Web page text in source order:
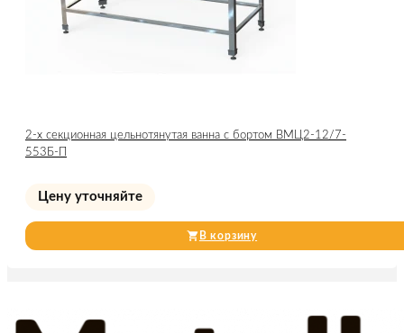
2-х секционная цельнотянутая ванна с бортом ВМЦ2-12/7-
553Б-П
Цену уточняйте
В корзину